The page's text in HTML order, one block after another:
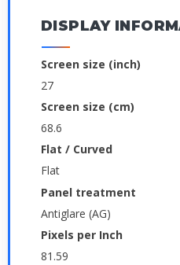
DISPLAY
Screen size (inch)
27
Screen size (cm)
68.6
Flat / Curved
Flat
Panel treatment
Antiglare (AG)
Pixels per Inch
81.59